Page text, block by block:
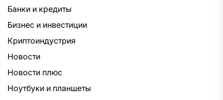
Банки и кредиты
Бизнес и инвестиции
Криптоиндустрия
Новости
Новости плюс
Ноутбуки и планшеты